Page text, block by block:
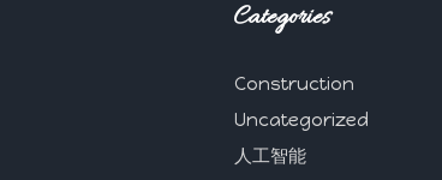
Categories
Construction
Uncategorized
人工智能